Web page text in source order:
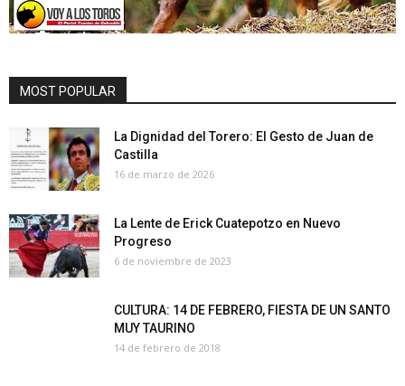
MOST POPULAR
La Dignidad del Torero: El Gesto de Juan de
Castilla
16 de marzo de 2026
La Lente de Erick Cuatepotzo en Nuevo
Progreso
6 de noviembre de 2023
CULTURA: 14 DE FEBRERO, FIESTA DE UN SANTO
MUY TAURINO
14 de febrero de 2018